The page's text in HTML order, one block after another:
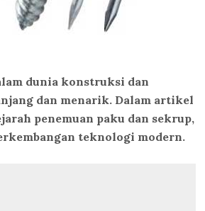
dunia konstruksi dan
dan menarik. Dalam artikel
penemuan paku dan sekrup,
teknologi modern.